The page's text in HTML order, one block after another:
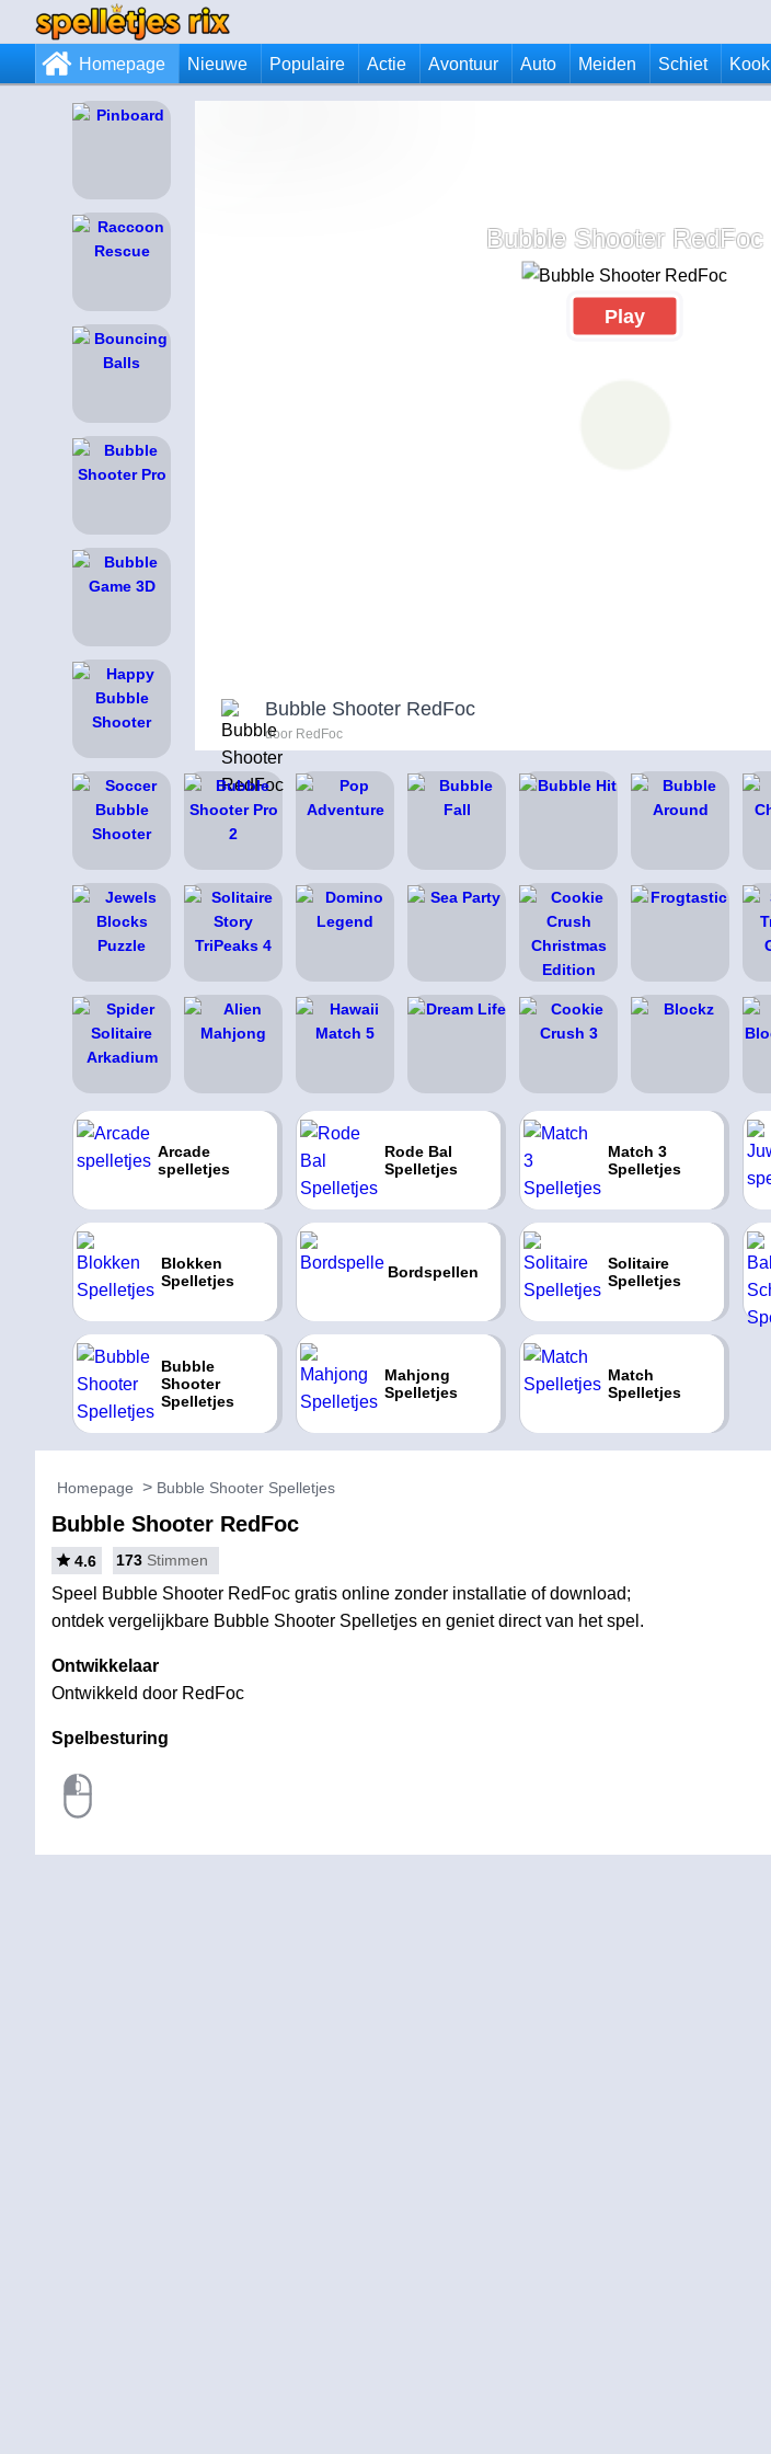
Homepage Nieuwe Populaire Actie Avontuur Auto Meiden Schiet Kook
Bubble Shooter RedFoc
Play
Bubble Shooter RedFoc
door RedFoc
Arcade
spelletjes
Rode Bal
Spelletjes
Match 3
Spelletjes
Blokken
Spelletjes
Bordspellen
Solitaire
Spelletjes
Bubble
Shooter
Spelletjes
Mahjong
Spelletjes
Match
Spelletjes
Homepage Bubble Shooter Spelletjes
Bubble Shooter RedFoc
4.6 173 Stimmen
Speel Bubble Shooter RedFoc gratis online zonder installatie of download;
ontdek vergelijkbare Bubble Shooter Spelletjes en geniet direct van het spel.
Ontwikkelaar
Ontwikkeld door RedFoc
Spelbesturing